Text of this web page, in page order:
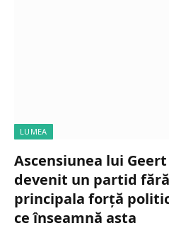
LUMEA
Ascensiunea lui
devenit un partid
principala forță
ce înseamnă asta